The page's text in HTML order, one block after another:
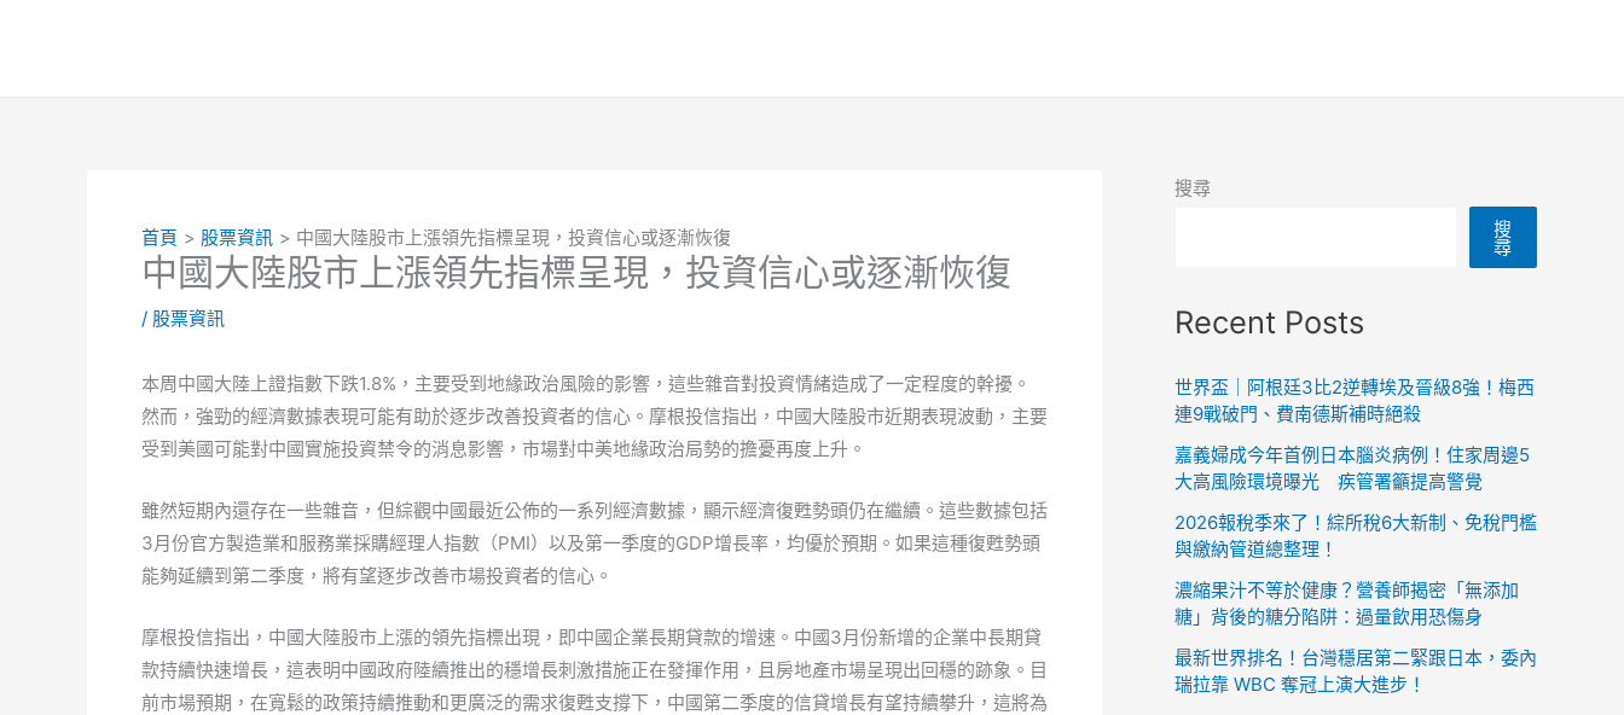
首頁 股票資訊 中國大陸股市上漲領先指標呈現，投資信心或逐漸恢復
中國大陸股市上漲領先指標呈現，投資信心或逐漸恢復
/ 股票資訊
本周中國大陸上證指數下跌1.8%，主要受到地緣政治風險的影響，這些雜音對投資情緒造成了一定程度的幹擾。
然而，強勁的經濟數據表現可能有助於逐步改善投資者的信心。摩根投信指出，中國大陸股市近期表現波動，主要
受到美國可能對中國實施投資禁令的消息影響，市場對中美地緣政治局勢的擔憂再度上升。
雖然短期內還存在一些雜音，但綜觀中國最近公佈的一系列經濟數據，顯示經濟復甦勢頭仍在繼續。這些數據包括
3月份官方製造業和服務業採購經理人指數（PMI）以及第一季度的GDP增長率，均優於預期。如果這種復甦勢頭
能夠延續到第二季度，將有望逐步改善市場投資者的信心。
摩根投信指出，中國大陸股市上漲的領先指標出現，即中國企業長期貸款的增速。中國3月份新增的企業中長期貸
款持續快速增長，這表明中國政府陸續推出的穩增長刺激措施正在發揮作用，且房地產市場呈現出回穩的跡象。目
前市場預期，在寬鬆的政策持續推動和更廣泛的需求復甦支撐下，中國第二季度的信貸增長有望持續攀升，這將為
搜尋
搜
尋
Recent Posts
世界盃｜阿根廷3比2逆轉埃及晉級8強！梅西
連9戰破門、費南德斯補時絕殺
嘉義婦成今年首例日本腦炎病例！住家周邊5
大高風險環境曝光 疾管署籲提高警覺
2026報稅季來了！綜所稅6大新制、免稅門檻
與繳納管道總整理！
濃縮果汁不等於健康？營養師揭密「無添加
糖」背後的糖分陷阱：過量飲用恐傷身
最新世界排名！台灣穩居第二緊跟日本，委內
瑞拉靠 WBC 奪冠上演大進步！